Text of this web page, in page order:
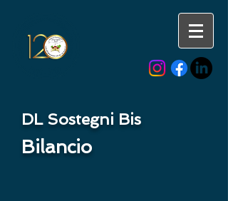
DL Sostegni Bis
Bilancio